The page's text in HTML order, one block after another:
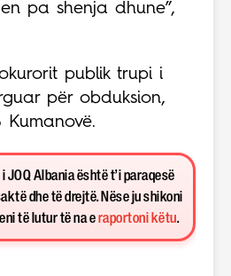
pa shenja dhune”,
publik trupi i
për obduksion,
Kumanovë.
JOQ Albania është t’i paraqesë
dhe të drejtë. Nëse ju shikoni
të lutur të na e raportoni këtu.